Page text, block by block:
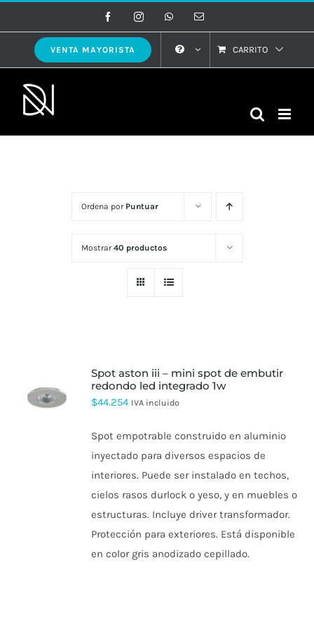
al
contenido
FacebookInstagramWhatsAppCorreo
VENTA MAYORISTA CARRITO
Ordena por Puntuar
Mostrar40 productos
spot aston iii – mini spot de embutir
redondo led integrado 1w
$44.254 IVA incluido
Spot empotrable construido en aluminio
inyectado para diversos espacios de
interiores. Puede ser instalado en techos,
cielos rasos durlock o yeso, y en muebles o
estructuras. Incluye driver transformador.
Protección para exteriores. Está disponible
en color gris anodizado cepillado.